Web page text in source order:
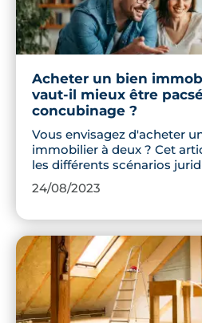
Acheter un bien
vaut-il mieux être
concubinage ?
Vous envisagez d'acheter
immobilier à deux ? Cet
les différents scénarios
vous soyez marié, pacsé ou
concubinage, et vous guide
24/08/2023